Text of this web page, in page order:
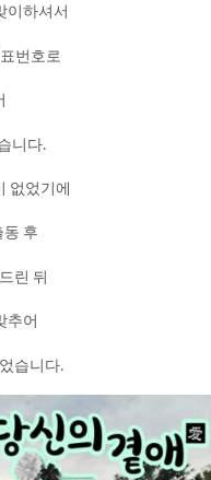
이하셔서
번호로
니다.
없었기에
후
린 뒤
추어
습니다.